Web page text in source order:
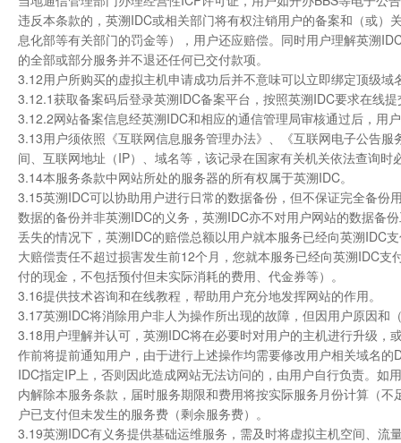
违反本条款的，英溯IDC或相关部门将有权注销用户的备案和（或
息化部等有关部门的罚金等），用户还应赔偿。同时用户理解英溯
的全部或部分服务并不退还任何已交付款项。
3.12用户所购买的虚拟主机申请成功后并不意味可以立即绑定顶级域
3.12.1获取备案码后登录英溯IDC备案平台，按照英溯IDC要求在线
3.12.2网站备案信息经英溯IDC和相应的通信管理局审核通过后，用
3.13用户须依照《互联网信息服务管理办法》、《互联网电子公告
间、互联网地址（IP）、域名等，该记录在国家有关机关依法查询
3.14本服务条款中网站所处的服务器的所有权属于英溯IDC。
3.15英溯IDC可以协助用户进行日常的数据备份，但不保证完全备
数据的备份并非英溯IDC的义务，英溯IDC亦不对用户网站的数据备
丢失的情况下，英溯IDC的赔偿总额以用户就本服务已经向英溯IDC
大赔偿责任不超过损害发生前12个月，您就本服务已经向英溯IDC
付的现金，不包括预付但未实际消耗的费用、代金券等）。
3.16提供技术咨询和在线教程，帮助用户充分地发挥网站的作用。
3.17英溯IDC将消除用户非人为操作所出现的故障，但因用户原因和
3.18用户理解并认可，英溯IDC将在必要时对用户的主机进行升级
作前将提前通知用户，由于进行上述操作均需要修改用户相关域名
IDC指定IP上，否则因此造成网站无法访问的，由用户自行负责。
内解除本服务条款，届时服务期限和费用将按实际服务月份计算（
户已支付但未发生的服务费（剩余服务费）。
3.19英溯IDC有义务提供基础运维服务，需及时将虚拟主机空间、